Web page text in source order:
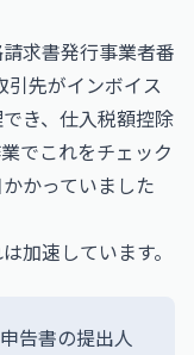
求書発行事業者番
引先がインボイス
き、仕入税額控除
でこれをチェック
かっていました
加速しています。
告書の提出人